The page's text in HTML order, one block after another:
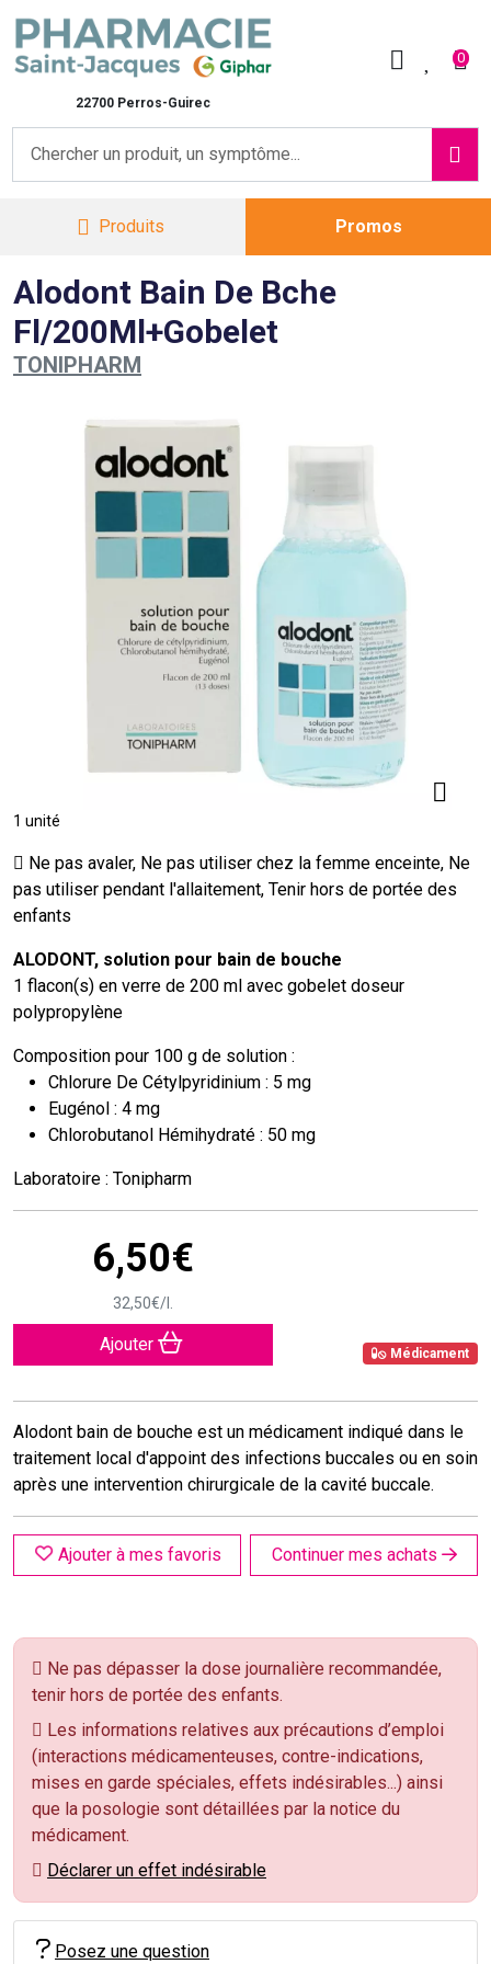
22700 Perros-Guirec
0
Produits Promos
Alodont Bain De Bche
Fl/200Ml+Gobelet
TONIPHARM
1 unité
Ne pas avaler, Ne pas utiliser chez la femme enceinte, Ne
pas utiliser pendant l'allaitement, Tenir hors de portée des
enfants
ALODONT, solution pour bain de bouche
1 flacon(s) en verre de 200 ml avec gobelet doseur
polypropylène
Composition pour 100 g de solution :
Chlorure De Cétylpyridinium : 5 mg
Eugénol : 4 mg
Chlorobutanol Hémihydraté : 50 mg
Laboratoire : Tonipharm
6,50€
32,50€/
Ajouter Médicament
Alodont bain de bouche est un médicament indiqué dans le
traitement local d'appoint des infections buccales ou en soin
après une intervention chirurgicale de la cavité buccale.
Ajouter à mes favoris Continuer mes achats
Ne pas dépasser la dose journalière recommandée,
tenir hors de portée des enfants.
Les informations relatives aux précautions d’emploi
(interactions médicamenteuses, contre-indications,
mises en garde spéciales, effets indésirables...) ainsi
que la posologie sont détaillées par la notice du
médicament.
Déclarer un effet indésirable
Posez une question